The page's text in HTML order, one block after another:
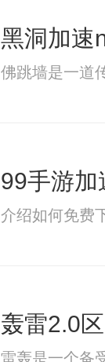
黑洞加速
佛跳墙是一道
99手游加
介绍如何免费
轰雷2.0区
雷轰是一个备